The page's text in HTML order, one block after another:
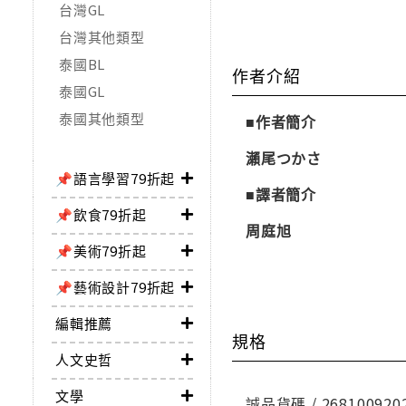
台灣GL
台灣其他類型
泰國BL
泰國GL
泰國其他類型
📌語言學習79折起
📌飲食79折起
📌美術79折起
📌藝術設計79折起
編輯推薦
人文史哲
文學
作者介紹
■作者簡介
瀨尾つかさ
■譯者簡介
周庭旭
規格